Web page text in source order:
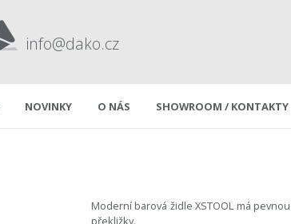
info@dako.cz
NOVINKY O NÁS SHOWROOM / KONTAKTY
Moderní barová židle XSTOOL má
překližky.